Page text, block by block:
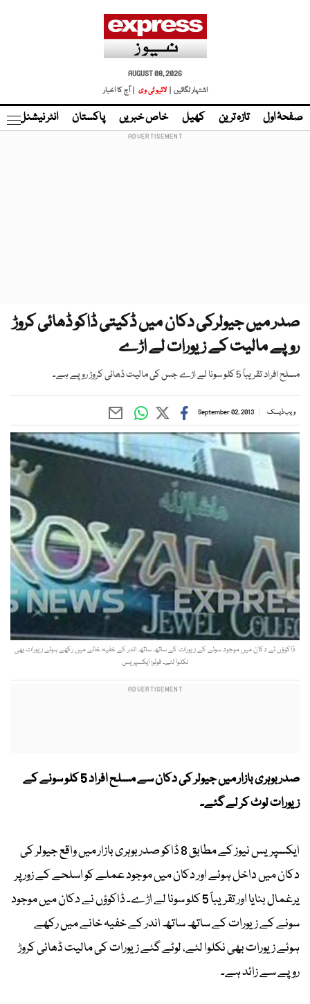
AUGUST 08, 2026
اشتہار لگائیں |
لائیو ٹی وی | آج کا اخبار
صفحۂ اول تازہ ترین کھیل خاص خبریں پاکستان انٹر نیشنل
صدر میں جیولرکی دکان میں ڈکیتی ڈاکو ڈھائی کروڑ
روپے مالیت کے زیورات لے اڑے
مسلح افراد تقریباً 5 کلو سونا لے اڑے جس کی مالیت ڈھائی کروڑ روپے ہے۔
ویب ڈیسک September 02, 2013
ڈاکوؤں نے دکان میں موجود سونے کے زیورات کے ساتھ ساتھ اندر کے خفیہ خانے میں رکھے ہوئے زیورات بھی
نکلوا لئے۔ فوٹو: ایکسپریس
صدر بوہری بازار میں جیولر کی دکان سے مسلح افراد 5 کلو سونے کے
زیورات لوٹ کر لے گئے۔
ایکسپریس نیوز کے مطابق 8 ڈاکو صدر بوہری بازار میں واقع جیولر کی
دکان میں داخل ہوئے اور دکان میں موجود عملے کو اسلحے کے زور پر
یرغمال بنایا اور تقریباً 5 کلو سونا لے اڑے۔ ڈاکوؤں نے دکان میں موجود
سونے کے زیورات کے ساتھ ساتھ اندر کے خفیہ خانے میں رکھے
ہوئے زیورات بھی نکلوا لئے، لوٹے گئے زیورات کی مالیت ڈھائی کروڑ
روپے سے زائد ہے۔